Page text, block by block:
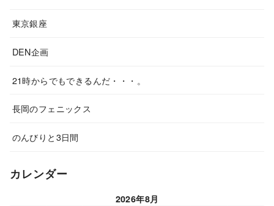
東京銀座
DEN企画
21時からでもできるんだ・・・。
長岡のフェニックス
のんびりと3日間
カレンダー
2026年8月